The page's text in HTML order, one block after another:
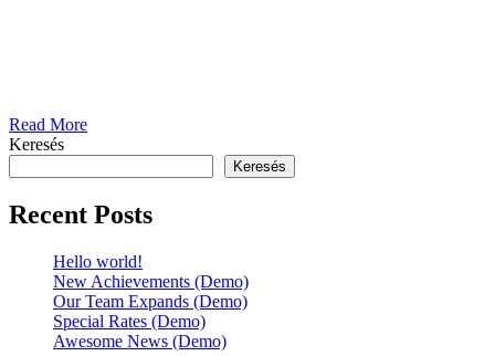
Read More
Keresés
Keresés
Recent Posts
Hello world!
New Achievements (Demo)
Our Team Expands (Demo)
Special Rates (Demo)
Awesome News (Demo)